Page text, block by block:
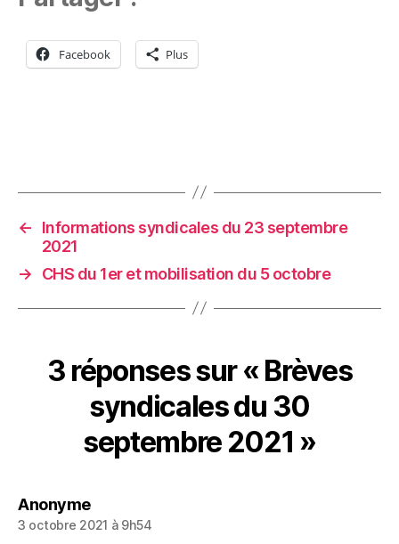
Facebook Plus
←
Informations syndicales du 23 septembre
2021
→
CHS du 1er et mobilisation du 5 octobre
3 réponses sur « Brèves
syndicales du 30
septembre 2021 »
Anonymedit :
3 octobre 2021 à 9h54